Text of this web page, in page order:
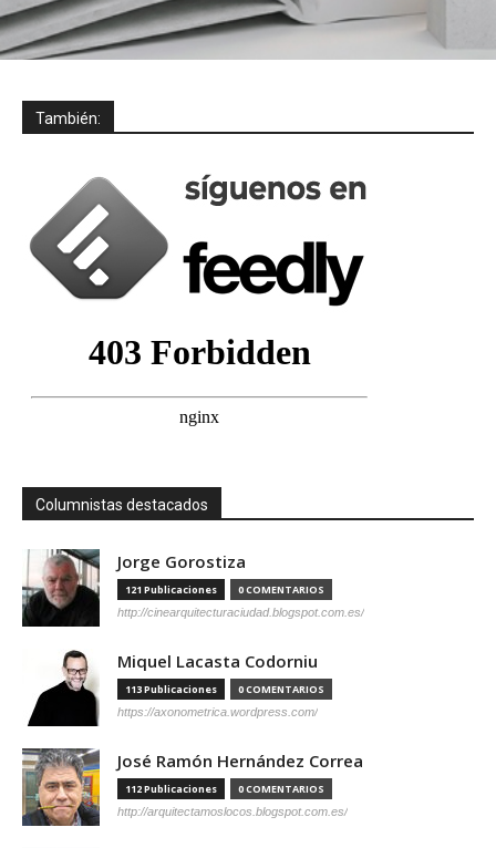
También:
Columnistas destacados
Jorge Gorostiza
121 Publicaciones 0 COMENTARIOS
http://cinearquitecturaciudad.blogspot.com.es/
Miquel Lacasta Codorniu
113 Publicaciones 0 COMENTARIOS
https://axonometrica.wordpress.com/
José Ramón Hernández Correa
112 Publicaciones 0 COMENTARIOS
http://arquitectamoslocos.blogspot.com.es/